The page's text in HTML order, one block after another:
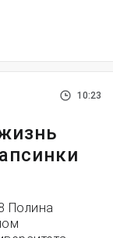
10:23
Полина